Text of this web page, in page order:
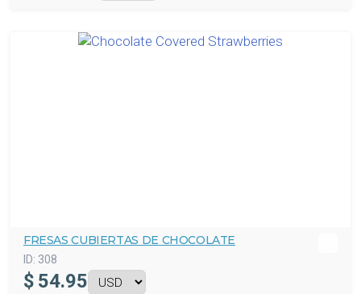
FRESAS CUBIERTAS DE CHOCOLATE
ID: 308
$ 54.95